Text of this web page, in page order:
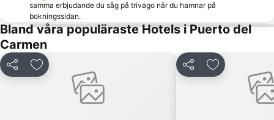
samma erbjudande du såg på trivago när du hamnar på
bokningssidan.
Bland våra populäraste Hotels i Puerto del
Carmen
Dela Lägg till i Mina Favoriter Dela Lägg till i